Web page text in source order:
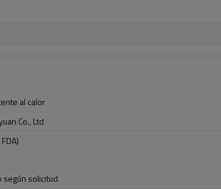
al calor
Co., Ltd
según solicitud